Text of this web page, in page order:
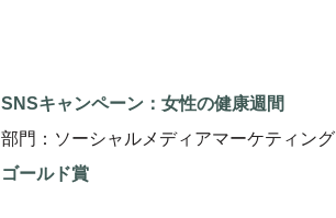
SNSキャンペーン：女性の健康週間
部門：ソーシャルメディアマーケティング
ゴールド賞